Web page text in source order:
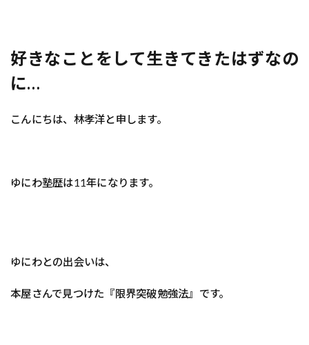
好きなことをして生きてきたはずなの
に…
こんにちは、林孝洋と申します。
ゆにわ塾歴は11年になります。
ゆにわとの出会いは、
本屋さんで見つけた『限界突破勉強法』です。